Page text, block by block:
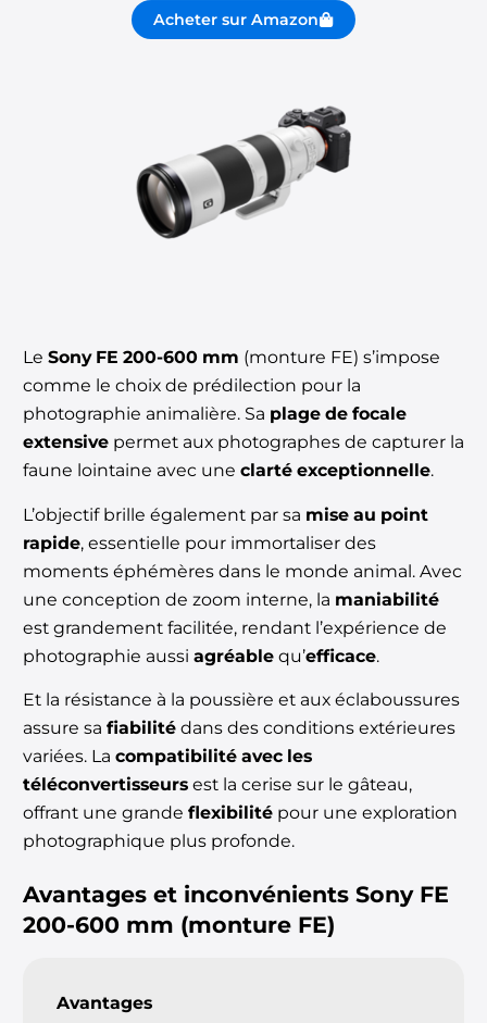
Acheter sur Amazon
Le Sony FE 200-600 mm (monture FE) s’impose
comme le choix de prédilection pour la
photographie animalière. Sa plage de focale
extensive permet aux photographes de capturer la
faune lointaine avec une clarté exceptionnelle.
L’objectif brille également par sa mise au point
rapide, essentielle pour immortaliser des
moments éphémères dans le monde animal. Avec
une conception de zoom interne, la maniabilité
est grandement facilitée, rendant l’expérience de
photographie aussi agréable qu’efficace.
Et la résistance à la poussière et aux éclaboussures
assure sa fiabilité dans des conditions extérieures
variées. La compatibilité avec les
téléconvertisseurs est la cerise sur le gâteau,
offrant une grande flexibilité pour une exploration
photographique plus profonde.
Avantages et inconvénients Sony FE
200-600 mm (monture FE)
Avantages